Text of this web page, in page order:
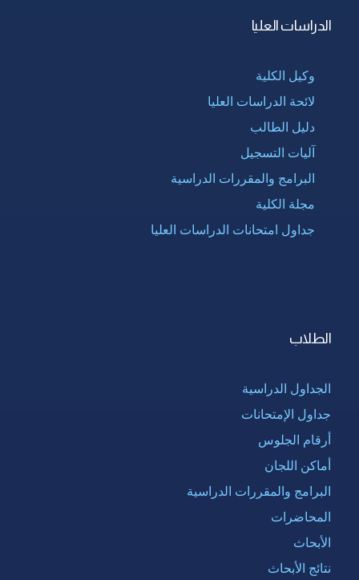
الدراسات العليا
وكيل الكلية
لائحة الدراسات العليا
دليل الطالب
آليات التسجيل
البرامج والمقررات الدراسية
مجلة الكلية
جداول امتحانات الدراسات العليا
الطلاب
الجداول الدراسية
جداول الإمتحانات
أرقام الجلوس
أماكن اللجان
البرامج والمقررات الدراسية
المحاضرات
الأبحاث
نتائج الأبحاث